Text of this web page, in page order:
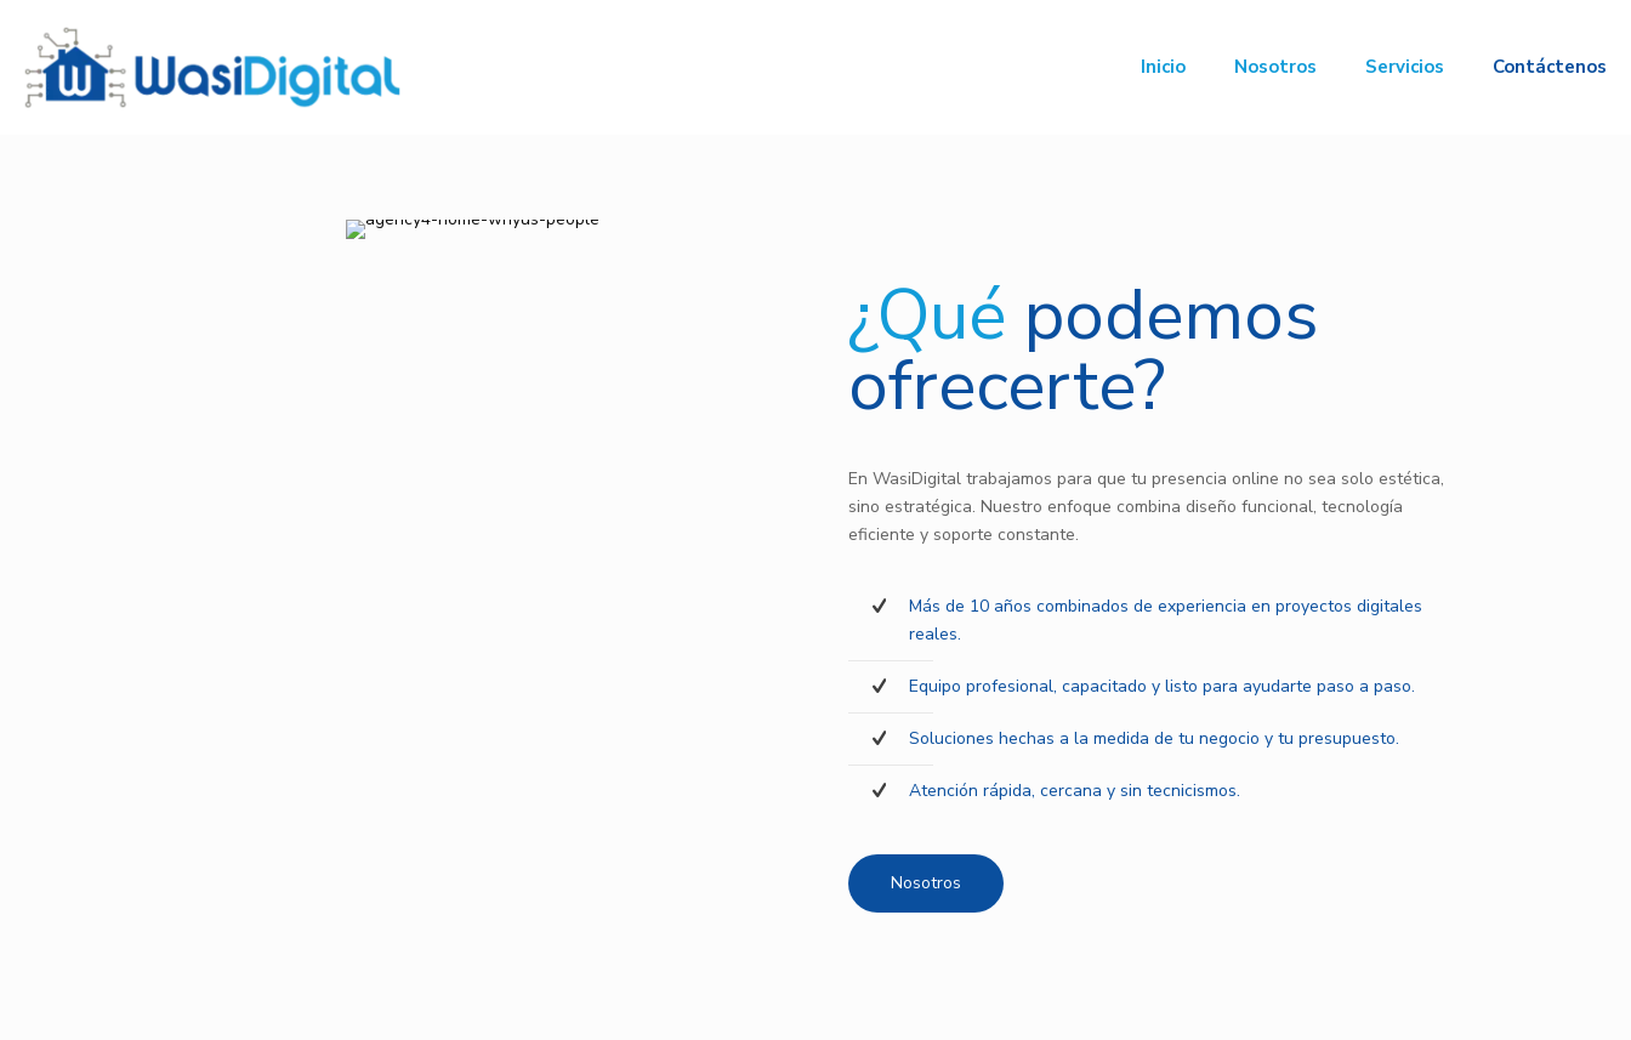
Inicio Nosotros Servicios Contáctenos
¿Qué podemos
ofrecerte?
En WasiDigital trabajamos para que tu presencia online no sea solo estética,
sino estratégica. Nuestro enfoque combina diseño funcional, tecnología
eficiente y soporte constante.
Más de 10 años combinados de experiencia en proyectos digitales
reales.
Equipo profesional, capacitado y listo para ayudarte paso a paso.
Soluciones hechas a la medida de tu negocio y tu presupuesto.
Atención rápida, cercana y sin tecnicismos.
Nosotros